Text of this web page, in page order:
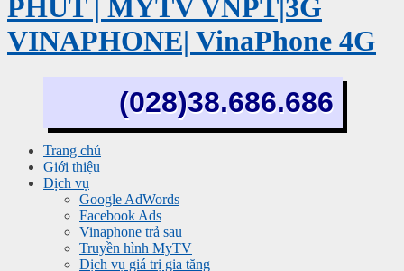
PHUT | MYTV VNPT|3G
VINAPHONE| VinaPhone 4G
(028)38.686.686
Trang chủ
Giới thiệu
Dịch vụ
Google AdWords
Facebook Ads
Vinaphone trả sau
Truyền hình MyTV
Dịch vụ giá trị gia tăng